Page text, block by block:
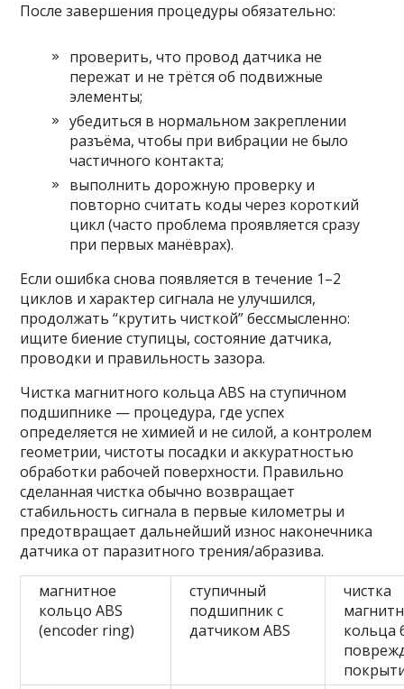
После завершения процедуры обязательно:
проверить, что провод датчика не
пережат и не трётся об подвижные
элементы;
убедиться в нормальном закреплении
разъёма, чтобы при вибрации не было
частичного контакта;
выполнить дорожную проверку и
повторно считать коды через короткий
цикл (часто проблема проявляется сразу
при первых манёврах).
Если ошибка снова появляется в течение 1–2
циклов и характер сигнала не улучшился,
продолжать “крутить чисткой” бессмысленно:
ищите биение ступицы, состояние датчика,
проводки и правильность зазора.
Чистка магнитного кольца ABS на ступичном
подшипнике — процедура, где успех
определяется не химией и не силой, а контролем
геометрии, чистоты посадки и аккуратностью
обработки рабочей поверхности. Правильно
сделанная чистка обычно возвращает
стабильность сигнала в первые километры и
предотвращает дальнейший износ наконечника
датчика от паразитного трения/абразива.
магнитное
кольцо ABS
(encoder ring)
ступичный
подшипник с
датчиком ABS
чистка
кольца